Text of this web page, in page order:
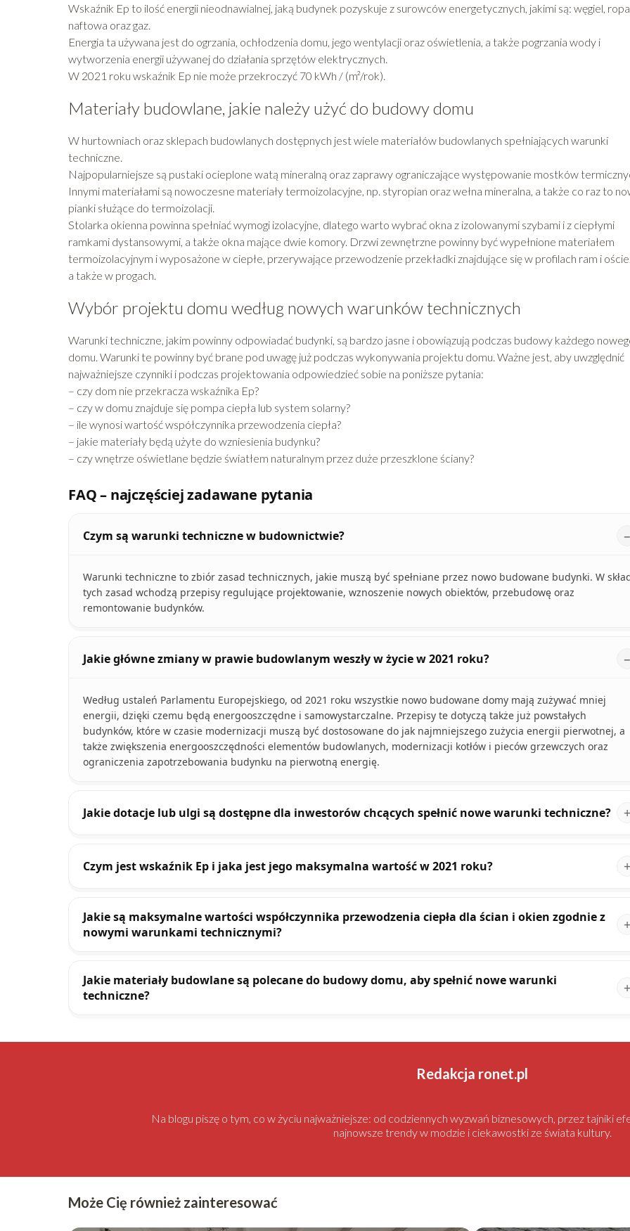
Wskaźnik Ep to ilość energii nieodnawialnej, jaką budynek pozyskuje z surowców energetycznych, jakimi są: węgiel, ropa
naftowa oraz gaz.
Energia ta używana jest do ogrzania, ochłodzenia domu, jego wentylacji oraz oświetlenia, a także pogrzania wody i
wytworzenia energii używanej do działania sprzętów elektrycznych.
W 2021 roku wskaźnik Ep nie może przekroczyć 70 kWh / (m²/rok).
Materiały budowlane, jakie należy użyć do budowy domu
W hurtowniach oraz sklepach budowlanych dostępnych jest wiele materiałów budowlanych spełniających warunki
techniczne.
Najpopularniejsze są pustaki ocieplone watą mineralną oraz zaprawy ograniczające występowanie mostków
Innymi materiałami są nowoczesne materiały termoizolacyjne, np. styropian oraz wełna mineralna, a także co raz to
pianki służące do termoizolacji.
Stolarka okienna powinna spełniać wymogi izolacyjne, dlatego warto wybrać okna z izolowanymi szybami i z ciepłymi
ramkami dystansowymi, a także okna mające dwie komory. Drzwi zewnętrzne powinny być wypełnione materiałem
termoizolacyjnym i wyposażone w ciepłe, przerywające przewodzenie przekładki znajdujące się w profilach ram i
a także w progach.
Wybór projektu domu według nowych warunków technicznych
Warunki techniczne, jakim powinny odpowiadać budynki, są bardzo jasne i obowiązują podczas budowy każdego
domu. Warunki te powinny być brane pod uwagę już podczas wykonywania projektu domu. Ważne jest, aby uwzględnić
najważniejsze czynniki i podczas projektowania odpowiedzieć sobie na poniższe pytania:
– czy dom nie przekracza wskaźnika Ep?
– czy w domu znajduje się pompa ciepła lub system solarny?
– ile wynosi wartość współczynnika przewodzenia ciepła?
– jakie materiały będą użyte do wzniesienia budynku?
– czy wnętrze oświetlane będzie światłem naturalnym przez duże przeszklone ściany?
FAQ – najczęściej zadawane pytania
Czym są warunki techniczne w budownictwie?
Warunki techniczne to zbiór zasad technicznych, jakie muszą być spełniane przez nowo budowane budynki. W
tych zasad wchodzą przepisy regulujące projektowanie, wznoszenie nowych obiektów, przebudowę oraz
remontowanie budynków.
Jakie główne zmiany w prawie budowlanym weszły w życie w 2021 roku?
Według ustaleń Parlamentu Europejskiego, od 2021 roku wszystkie nowo budowane domy mają zużywać mniej
energii, dzięki czemu będą energooszczędne i samowystarczalne. Przepisy te dotyczą także już powstałych
budynków, które w czasie modernizacji muszą być dostosowane do jak najmniejszego zużycia energii pierwotnej, a
także zwiększenia energooszczędności elementów budowlanych, modernizacji kotłów i pieców grzewczych oraz
ograniczenia zapotrzebowania budynku na pierwotną energię.
Jakie dotacje lub ulgi są dostępne dla inwestorów chcących spełnić nowe warunki techniczne?
Czym jest wskaźnik Ep i jaka jest jego maksymalna wartość w 2021 roku?
Jakie są maksymalne wartości współczynnika przewodzenia ciepła dla ścian i okien zgodnie z
nowymi warunkami technicznymi?
Jakie materiały budowlane są polecane do budowy domu, aby spełnić nowe warunki
techniczne?
Redakcja ronet.pl
Na blogu piszę o tym, co w życiu najważniejsze: od codziennych wyzwań biznesowych, przez tajniki
najnowsze trendy w modzie i ciekawostki ze świata kultury.
Może Cię również zainteresować